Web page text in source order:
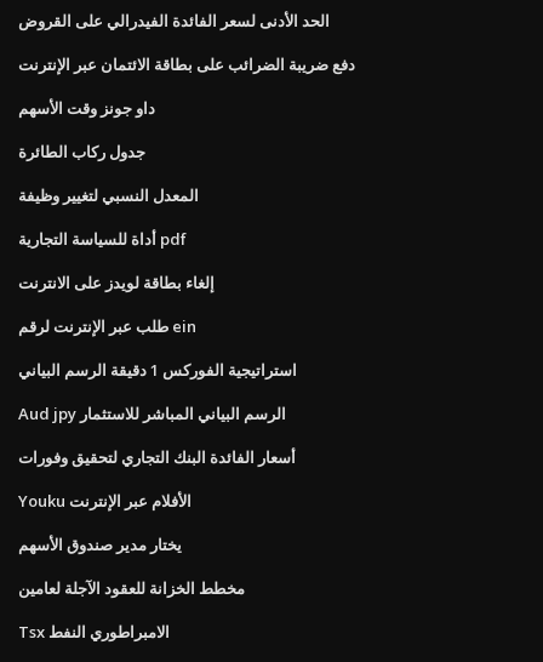
الحد الأدنى لسعر الفائدة الفيدرالي على القروض
دفع ضريبة الضرائب على بطاقة الائتمان عبر الإنترنت
داو جونز وقت الأسهم
جدول ركاب الطائرة
المعدل النسبي لتغيير وظيفة
أداة للسياسة التجارية pdf
إلغاء بطاقة لويدز على الانترنت
طلب عبر الإنترنت لرقم ein
استراتيجية الفوركس 1 دقيقة الرسم البياني
Aud jpy الرسم البياني المباشر للاستثمار
أسعار الفائدة البنك التجاري لتحقيق وفورات
Youku الأفلام عبر الإنترنت
يختار مدير صندوق الأسهم
مخطط الخزانة للعقود الآجلة لعامين
Tsx الامبراطوري النفط